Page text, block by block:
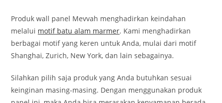
Produk wall panel Mevvah menghadirkan keindahan
melalui motif batu alam marmer. Kami menghadirkan
berbagai motif yang keren untuk Anda, mulai dari motif
Shanghai, Zurich, New York, dan lain sebagainya.
Silahkan pilih saja produk yang Anda butuhkan sesuai
keinginan masing-masing. Dengan menggunakan produk